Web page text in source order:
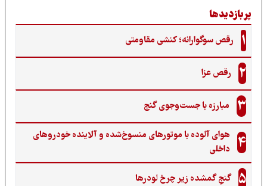
رقص سوگوارانه؛ کنشی مقاومتی
رقص عزا
مبارزه با جست‌وجوی گنج‌
هوای آلوده با موتورهای منسوخ‌شده و آلاینده خودروهای
داخلی
گنجِ گمشده زیر چرخ لودرها